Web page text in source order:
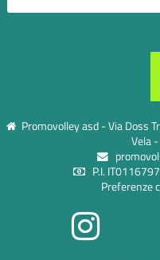
Promovolley asd - Via Doss
Vela
P.I.
Preferenze